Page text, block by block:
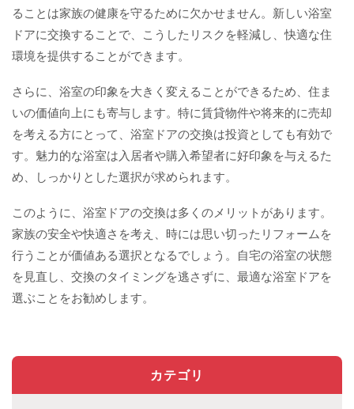
ることは家族の健康を守るために欠かせません。新しい浴室
ドアに交換することで、こうしたリスクを軽減し、快適な住
環境を提供することができます。
さらに、浴室の印象を大きく変えることができるため、住ま
いの価値向上にも寄与します。特に賃貸物件や将来的に売却
を考える方にとって、浴室ドアの交換は投資としても有効で
す。魅力的な浴室は入居者や購入希望者に好印象を与えるた
め、しっかりとした選択が求められます。
このように、浴室ドアの交換は多くのメリットがあります。
家族の安全や快適さを考え、時には思い切ったリフォームを
行うことが価値ある選択となるでしょう。自宅の浴室の状態
を見直し、交換のタイミングを逃さずに、最適な浴室ドアを
選ぶことをお勧めします。
カテゴリ